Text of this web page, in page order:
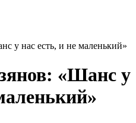
у нас есть, и не маленький»
«Шанс у